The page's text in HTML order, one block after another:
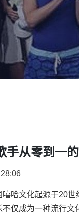
手从零到一
嘻哈文化起源于20
不仅成为一种流行文